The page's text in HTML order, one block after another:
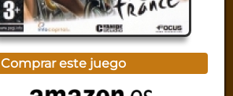
Comprar este juego